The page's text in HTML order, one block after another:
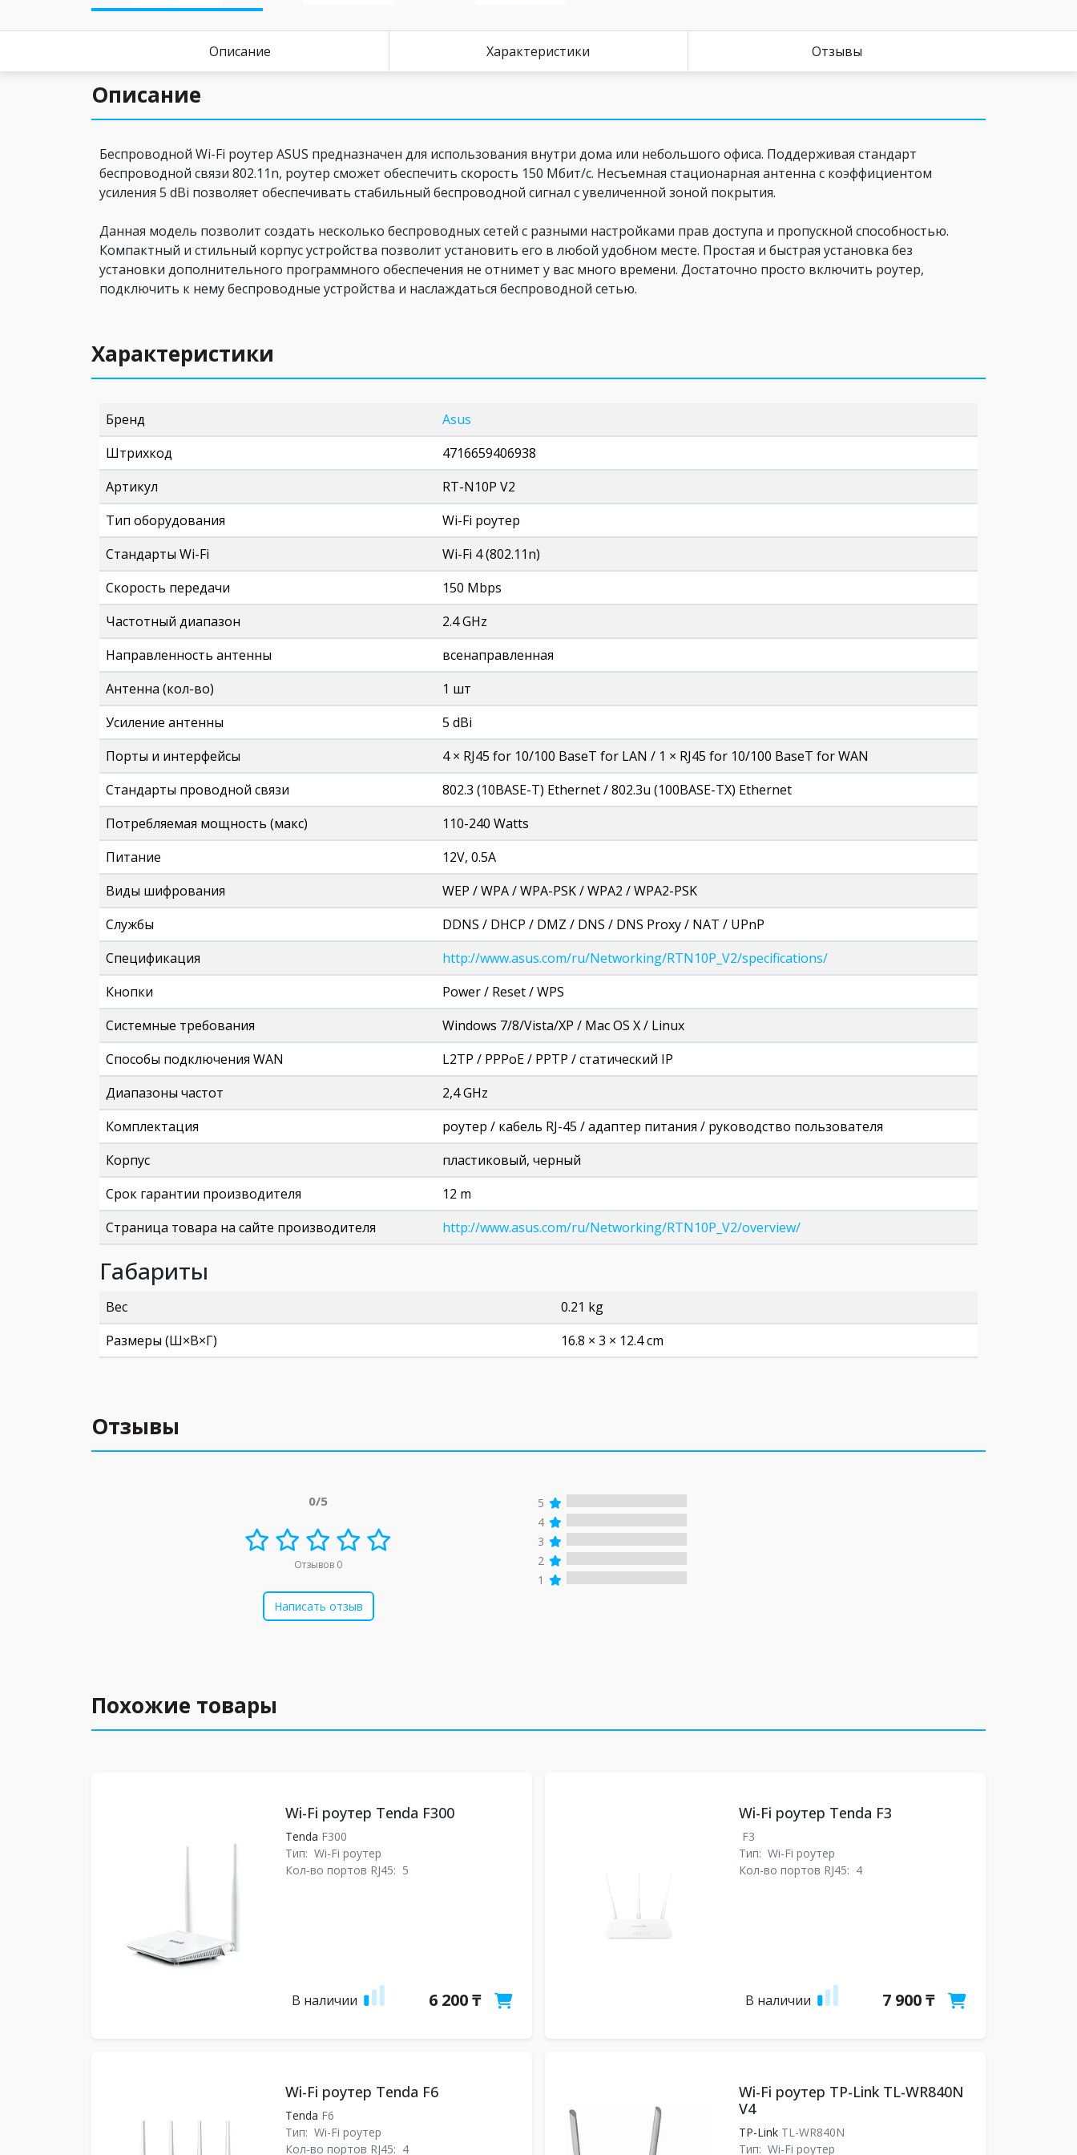
Описание Характеристики Отзывы
Описание
Беспроводной Wi-Fi роутер ASUS предназначен для использования внутри дома или небольшого офиса. Поддерживая стандарт
беспроводной связи 802.11n, роутер сможет обеспечить скорость 150 Мбит/с. Несъемная стационарная антенна с коэффициентом
усиления 5 dBi позволяет обеспечивать стабильный беспроводной сигнал с увеличенной зоной покрытия.
Данная модель позволит создать несколько беспроводных сетей с разными настройками прав доступа и пропускной способностью.
Компактный и стильный корпус устройства позволит установить его в любой удобном месте. Простая и быстрая установка без
установки дополнительного программного обеспечения не отнимет у вас много времени. Достаточно просто включить роутер,
подключить к нему беспроводные устройства и наслаждаться беспроводной сетью.
Характеристики
Бренд
Asus
Штрихкод
4716659406938
Артикул
RT-N10P V2
Тип оборудования
Wi-Fi роутер
Стандарты Wi-Fi
Wi-Fi 4 (802.11n)
Скорость передачи
150 Mbps
Частотный диапазон
2.4 GHz
Направленность антенны
всенаправленная
Антенна (кол-во)
1 шт
Усиление антенны
5 dBi
Порты и интерфейсы
4 × RJ45 for 10/100 BaseT for LAN / 1 × RJ45 for 10/100 BaseT for WAN
Стандарты проводной связи
802.3 (10BASE-T) Ethernet / 802.3u (100BASE-TX) Ethernet
Потребляемая мощность (макс)
110-240 Watts
Питание
12V, 0.5A
Виды шифрования
WEP / WPA / WPA-PSK / WPA2 / WPA2-PSK
Службы
DDNS / DHCP / DMZ / DNS / DNS Proxy / NAT / UPnP
Спецификация
http://www.asus.com/ru/Networking/RTN10P_V2/specifications/
Кнопки
Power / Reset / WPS
Системные требования
Windows 7/8/Vista/XP / Mac OS X / Linux
Способы подключения WAN
L2TP / PPPoE / PPTP / статический IP
Диапазоны частот
2,4 GHz
Комплектация
роутер / кабель RJ-45 / адаптер питания / руководство пользователя
Корпус
пластиковый, черный
Срок гарантии производителя
12 m
Страница товара на сайте производителя
http://www.asus.com/ru/Networking/RTN10P_V2/overview/
Габариты
Вес
0.21 kg
Размеры (Ш×В×Г)
16.8 × 3 × 12.4 cm
Отзывы
0/5
Отзывов 0
Написать отзыв
5
4
3
2
1
Похожие товары
Wi-Fi роутер Tenda F300
Tenda F300
Тип: Wi-Fi роутер
Кол-во портов RJ45: 5
В наличии 6 200 ₸
Wi-Fi роутер Tenda F3
F3
Тип: Wi-Fi роутер
Кол-во портов RJ45: 4
В наличии 7 900 ₸
Wi-Fi роутер Tenda F6
Tenda F6
Тип: Wi-Fi роутер
Кол-во портов RJ45: 4
Wi-Fi роутер TP-Link TL-WR840N
V4
TP-LinkTL-WR840N
Тип: Wi-Fi роутер